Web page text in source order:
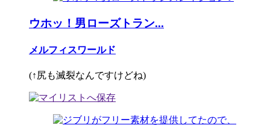
ウホッ！男ローズトラン...
メルフィスワールド
(↑尻も滅裂なんですけどね)